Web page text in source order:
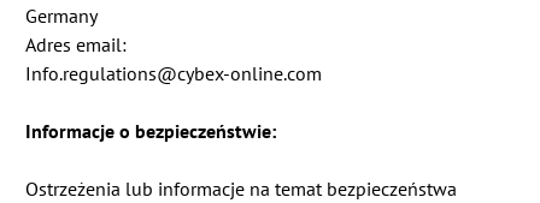
Germany
Adres email:
Info.regulations@cybex-online.com
Informacje o bezpieczeństwie:
Ostrzeżenia lub informacje na temat bezpieczeństwa